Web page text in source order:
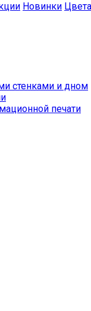
Новинки Цвета
стенками и дном
печати